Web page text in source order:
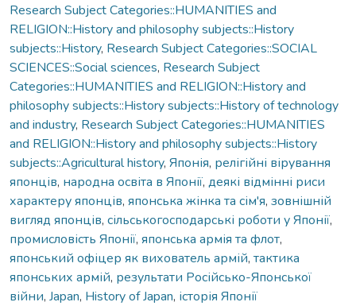
Research Subject Categories::HUMANITIES and
RELIGION::History and philosophy subjects::History
subjects::History, Research Subject Categories::SOCIAL
SCIENCES::Social sciences, Research Subject
Categories::HUMANITIES and RELIGION::History and
philosophy subjects::History subjects::History of technology
and industry, Research Subject Categories::HUMANITIES
and RELIGION::History and philosophy subjects::History
subjects::Agricultural history, Японія, релігійні вірування
японців, народна освіта в Японії, деякі відмінні риси
характеру японців, японська жінка та сім'я, зовнішній
вигляд японців, сільськогосподарські роботи у Японії,
промисловість Японії, японська армія та флот,
японський офіцер як вихователь армій, тактика
японських армій, результати Російсько-Японської
війни, Japan, History of Japan, історія Японії